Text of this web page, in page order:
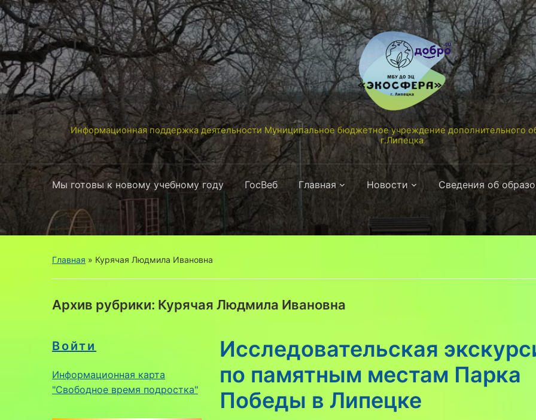
Информационная поддержка деятельности Муниципальное бюджетное учреждение дополнительного
г.Липецка
Мы готовы к новому учебному году ГосВеб Главная Новости Сведения об
Главная » Курячая Людмила Ивановна
Архив рубрики: Курячая Людмила Ивановна
Войти
Информационная карта
"Свободное время подростка"
Исследовательская
по памятным местам Парка
Победы в Липецке